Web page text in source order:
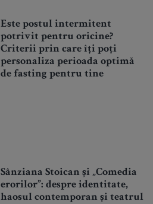
Este postul intermitent
potrivit pentru oricine?
Criterii prin care îți poți
personaliza perioada optimă
de fasting pentru tine
Sânziana Stoican și „Comedia
erorilor”: despre identitate,
haosul contemporan și teatrul